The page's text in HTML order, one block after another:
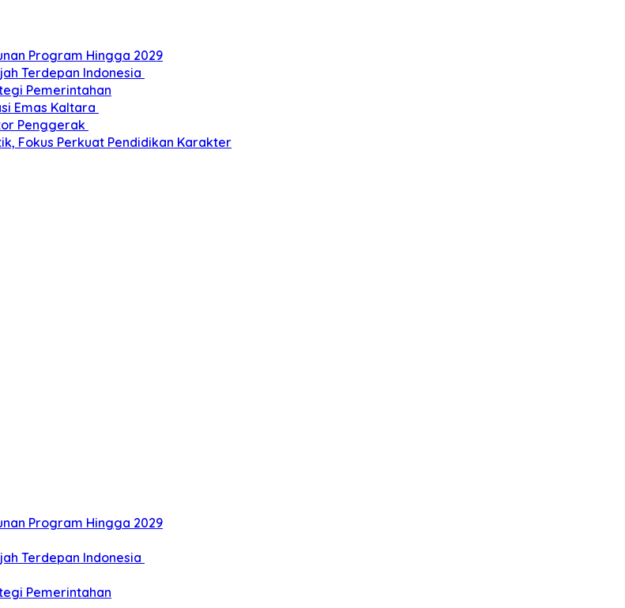
Program Hingga 2029
Terdepan Indonesia
Pemerintahan
Emas Kaltara
Penggerak
Fokus Perkuat Pendidikan Karakter
Program Hingga 2029
Terdepan Indonesia
Pemerintahan